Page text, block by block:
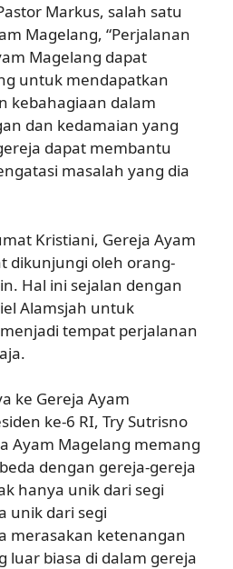
Markus, salah satu
Magelang, “Perjalanan
Magelang dapat
untuk mendapatkan
kebahagiaan dalam
dan kedamaian yang
dapat membantu
masalah yang dia
Kristiani, Gereja Ayam
dikunjungi oleh orang-
Hal ini sejalan dengan
Alamsjah untuk
tempat perjalanan
ke Gereja Ayam
ke-6 RI, Try Sutrisno
Ayam Magelang memang
dengan gereja-gereja
hanya unik dari segi
unik dari segi
merasakan ketenangan
luar biasa di dalam gereja